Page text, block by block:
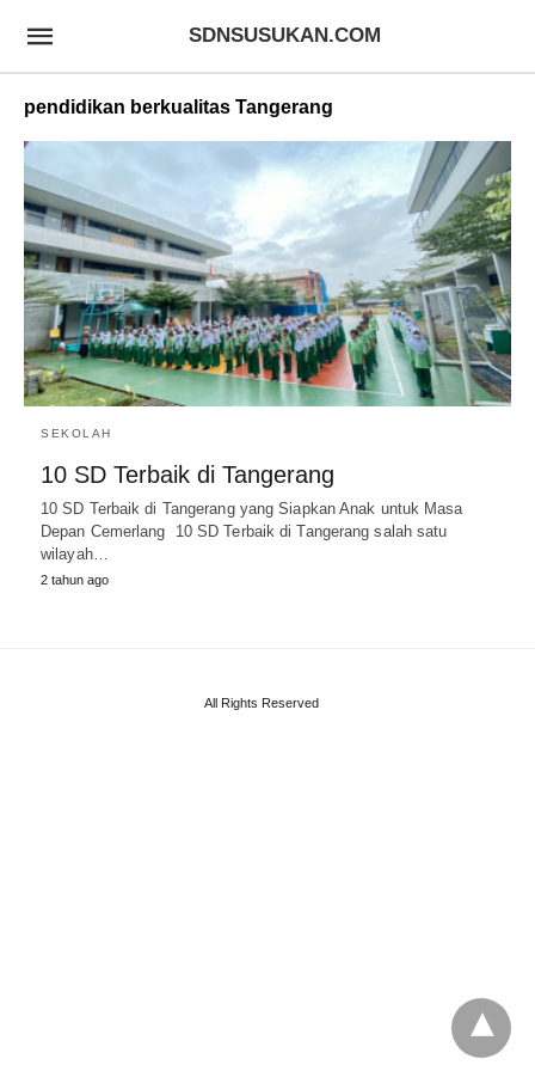
SDNSUSUKAN.COM
pendidikan berkualitas Tangerang
SEKOLAH
10 SD Terbaik di Tangerang
10 SD Terbaik di Tangerang yang Siapkan Anak untuk Masa
Depan Cemerlang 10 SD Terbaik di Tangerang salah satu
wilayah…
2 tahun ago
All Rights Reserved